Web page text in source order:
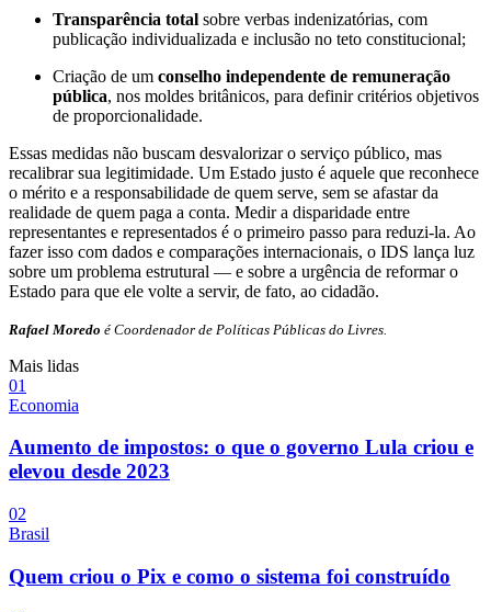
Transparência total sobre verbas indenizatórias, com
publicação individualizada e inclusão no teto constitucional;
Criação de um conselho independente de remuneração
pública, nos moldes britânicos, para definir critérios objetivos
de proporcionalidade.
Essas medidas não buscam desvalorizar o serviço público, mas
recalibrar sua legitimidade. Um Estado justo é aquele que reconhece
o mérito e a responsabilidade de quem serve, sem se afastar da
realidade de quem paga a conta. Medir a disparidade entre
representantes e representados é o primeiro passo para reduzi-la. Ao
fazer isso com dados e comparações internacionais, o IDS lança luz
sobre um problema estrutural — e sobre a urgência de reformar o
Estado para que ele volte a servir, de fato, ao cidadão.
Rafael Moredo é Coordenador de Políticas Públicas do Livres.
Mais lidas
01
Economia
Aumento de impostos: o que o governo Lula criou e
elevou desde 2023
02
Brasil
Quem criou o Pix e como o sistema foi construído